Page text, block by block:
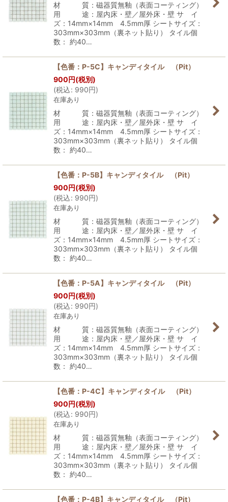
材 質：磁器質無釉（表面コーティング）
用 途：屋内床・壁／屋外床・壁 サ イ
ズ：14mm×14mm 4.5mm厚 シートサイズ：
303mm×303mm（裏ネット貼り） タイル個
数： 約40…
【色番：P-5C】キャンディタイル （Pit）
900円(税別)
(税込: 990円)
在庫あり
材 質：磁器質無釉（表面コーティング）
用 途：屋内床・壁／屋外床・壁 サ イ
ズ：14mm×14mm 4.5mm厚 シートサイズ：
303mm×303mm（裏ネット貼り） タイル個
数： 約40…
【色番：P-5B】キャンディタイル （Pit）
900円(税別)
(税込: 990円)
在庫あり
材 質：磁器質無釉（表面コーティング）
用 途：屋内床・壁／屋外床・壁 サ イ
ズ：14mm×14mm 4.5mm厚 シートサイズ：
303mm×303mm（裏ネット貼り） タイル個
数： 約40…
【色番：P-5A】キャンディタイル （Pit）
900円(税別)
(税込: 990円)
在庫あり
材 質：磁器質無釉（表面コーティング）
用 途：屋内床・壁／屋外床・壁 サ イ
ズ：14mm×14mm 4.5mm厚 シートサイズ：
303mm×303mm（裏ネット貼り） タイル個
数： 約40…
【色番：P-4C】キャンディタイル （Pit）
900円(税別)
(税込: 990円)
在庫あり
材 質：磁器質無釉（表面コーティング）
用 途：屋内床・壁／屋外床・壁 サ イ
ズ：14mm×14mm 4.5mm厚 シートサイズ：
303mm×303mm（裏ネット貼り） タイル個
数： 約40…
【色番：P-4B】キャンディタイル （Pit）